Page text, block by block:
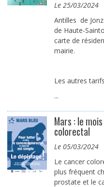
le 25/03/2024
Antilles de
de Haute-
carte de
mairie.
Les autres
...
Mars : le
colorectal
le 05/03/2024
Le cancer
plus fréquent
prostate et le